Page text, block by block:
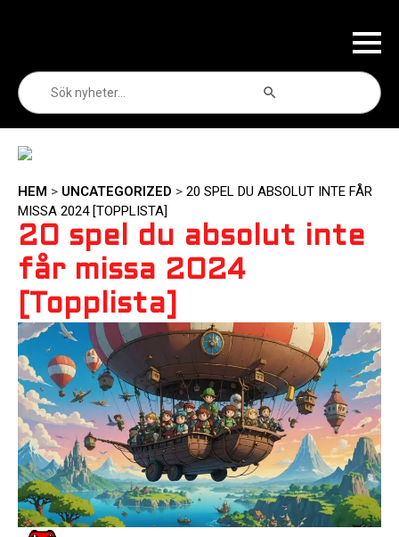
efter:
HEM > UNCATEGORIZED > 20 SPEL DU ABSOLUT INTE FÅR
MISSA 2024 [TOPPLISTA]
20 spel du absolut inte
får missa 2024
[Topplista]